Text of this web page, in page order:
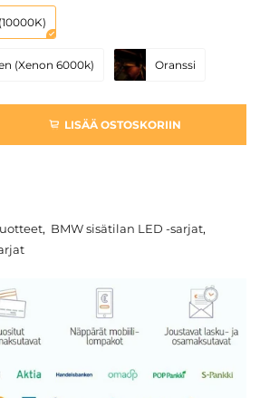
(Xenon 6000k) Oranssi
LISÄÄ OSTOSKORIIN
, BMW sisätilan LED -sarjat,